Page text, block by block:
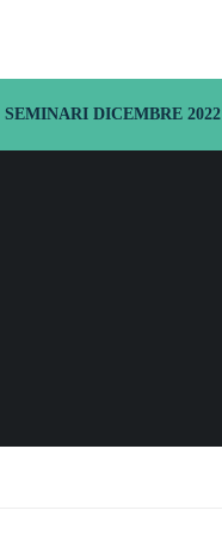
SEMINARI DICEMBRE 2022